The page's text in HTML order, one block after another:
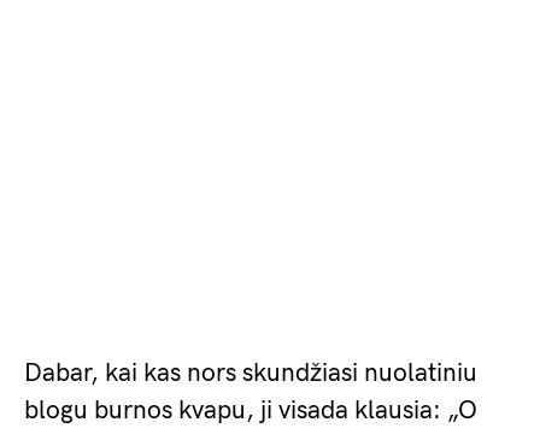
Dabar, kai kas nors skundžiasi nuolatiniu
blogu burnos kvapu, ji visada klausia: „O